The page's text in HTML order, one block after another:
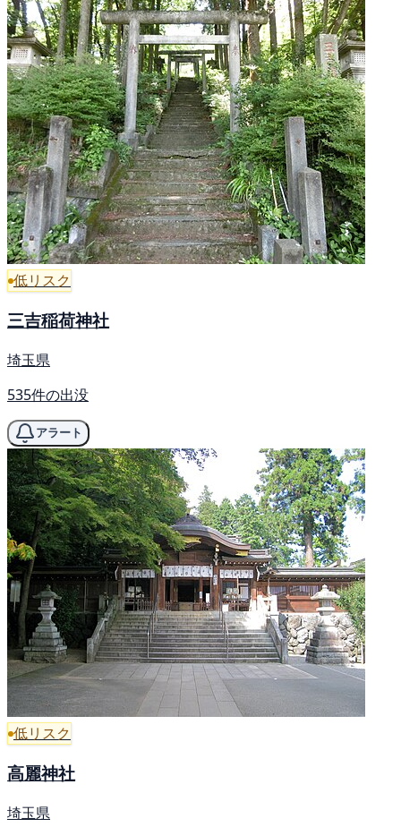
低リスク
三吉稲荷神社
埼玉県
535件の出没
アラート
低リスク
高麗神社
埼玉県